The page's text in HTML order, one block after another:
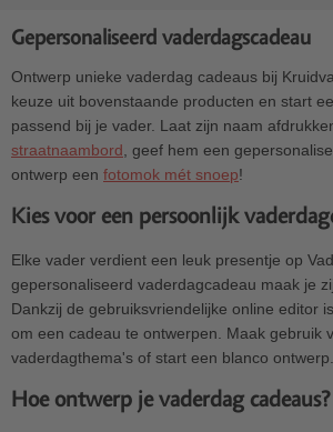
Gepersonaliseerd vaderdagscadeau
Ontwerp unieke vaderdag cadeaus bij
keuze uit bovenstaande producten en start
passend bij je vader. Laat zijn naam
straatnaambord , geef hem een
ontwerp een fotomok mét snoep!
Kies voor een persoonlijk
Elke vader verdient een leuk presentje op
gepersonaliseerd vaderdagcadeau maak je
Dankzij de gebruiksvriendelijke online editor
om een cadeau te ontwerpen. Maak gebruik
vaderdagthema's of start een blanco ontwerp.
Hoe ontwerp je vaderdag cadeaus?